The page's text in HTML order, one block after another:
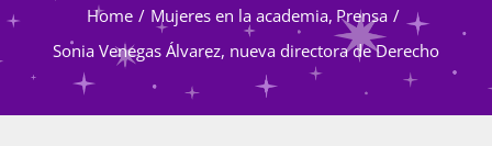
Programas
Atención de la violencia de género
Home Mujeres en la academia Prensa
Sonia Venegas Álvarez, nueva directora de Derecho